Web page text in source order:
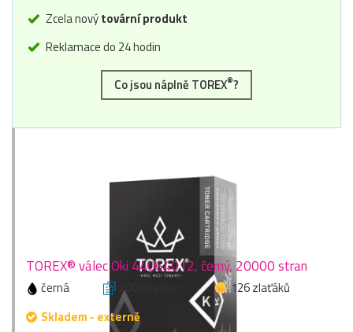
Zcela novýtovární produkt
Reklamace do 24 hodin
Co jsou náplně TOREX®?
TOREX® válec Oki 44064012, černý, 20000 stran
černá 20000 stran
126 zlaťáků
Skladem - externě